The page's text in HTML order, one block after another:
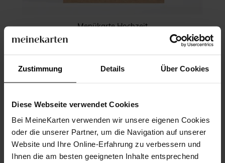
Zustimmung Details Über Cookies
Diese Webseite verwendet Cookies
Bei MeineKarten verwenden wir unsere eigenen Cookies
oder die unserer Partner, um die Navigation auf unserer
Website und Ihre Online-Erfahrung zu verbessern und
Ihnen die am besten geeigneten Inhalte entsprechend
Menükarte Hochzeit